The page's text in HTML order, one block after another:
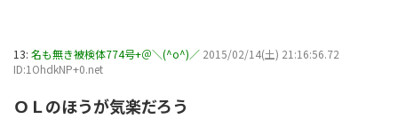
13: 名も無き被検体774号+＠＼(^o^)／ 2015/02/14(土) 21:16:56.72
ID:1OhdkNP+0.net
ＯＬのほうが気楽だろう